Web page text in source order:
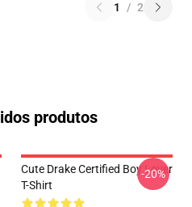
1 / 2
produtos
Cute Drake Certified Boy Lover
T-Shirt
-20%